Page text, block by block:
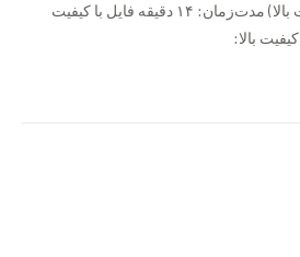
دانلود کنید دانلود کنید (کیفیت بالا) مدت‌زمان: ١۴ دقيقه فايل با کیفیت